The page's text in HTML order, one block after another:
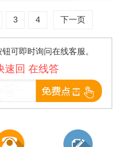
3 4 下一页
钮可即时询问在线客服。
速回 在线答